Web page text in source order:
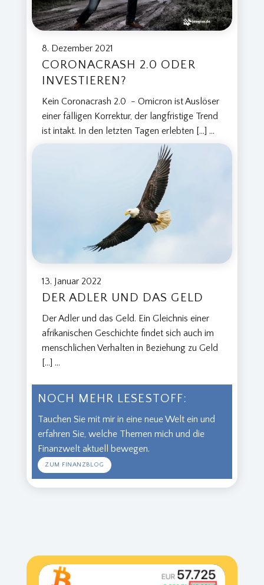
8. Dezember 2021
CORONACRASH 2.0 ODER
INVESTIEREN?
Kein Coronacrash 2.0 - Omicron ist Auslöser
einer fälligen Korrektur, der langfristige Trend
ist intakt. In den letzten Tagen erlebten […] ...
13. Januar 2022
DER ADLER UND DAS GELD
Der Adler und das Geld. Ein Gleichnis einer
afrikanischen Geschichte findet sich auch im
menschlichen Verhalten in Beziehung zu Geld
[…] ...
NOCH MEHR LESESTOFF:
Tauchen Sie mit mir in eine neue Welt ein und
erfahren Sie, welche Themen mich und die
Finanzwelt aktuell bewegen.
ZUM FINANZBLOG